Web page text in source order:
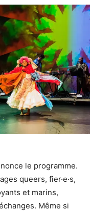
le programme.
queers, fier·e·s,
et marins,
Même si